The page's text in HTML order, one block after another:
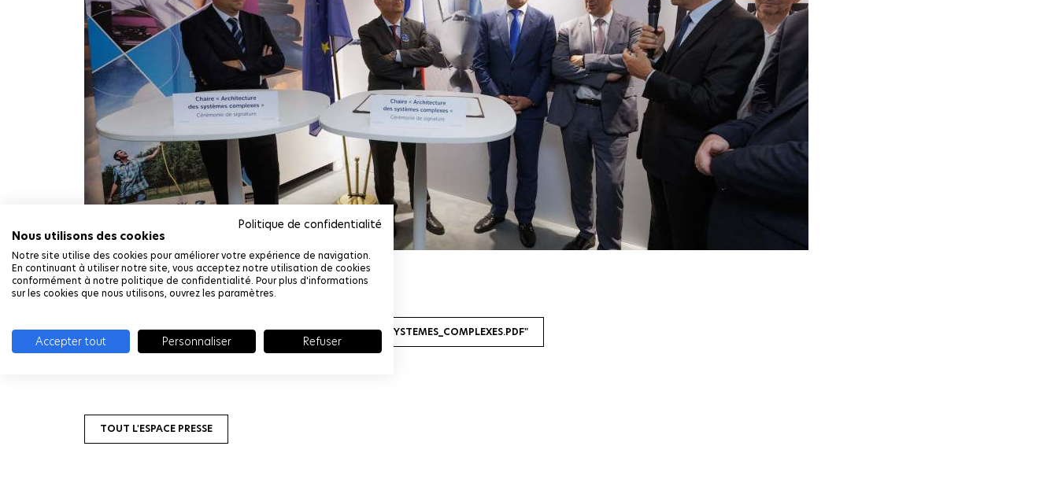
Politique de confidentialité
Nous utilisons des cookies
Notre site utilise des cookies pour améliorer votre expérience de navigation.
En continuant à utiliser notre site, vous acceptez notre utilisation de cookies
conformément à notre politique de confidentialité. Pour plus d'informations
sur les cookies que nous utilisons, ouvrez les paramètres.
Accepter tout Personnaliser Refuser
TÉLÉCHARGER "2023_06_23_CHAIRE_ARCHITECTURE_DES_SYSTEMES_COMPLEXES.PDF"
TOUT L'ESPACE PRESSE